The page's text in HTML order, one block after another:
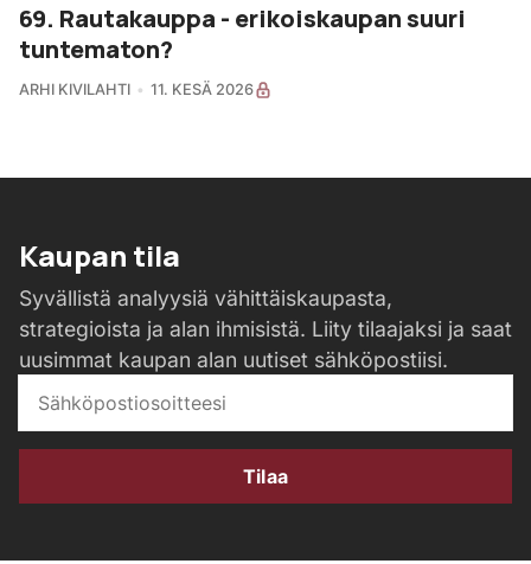
69. Rautakauppa - erikoiskaupan suuri
tuntematon?
ARHI KIVILAHTI 11. KESÄ 2026
Kaupan tila
Syvällistä analyysiä vähittäiskaupasta,
strategioista ja alan ihmisistä. Liity tilaajaksi ja saat
uusimmat kaupan alan uutiset sähköpostiisi.
Tilaa